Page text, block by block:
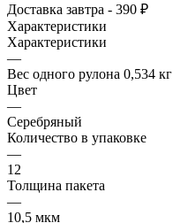
Доставка завтра - 390 ₽
Характеристики
Характеристики
—
Вес одного рулона 0,534 кг
Цвет
—
Серебряный
Количество в упаковке
—
12
Толщина пакета
—
10,5 мкм